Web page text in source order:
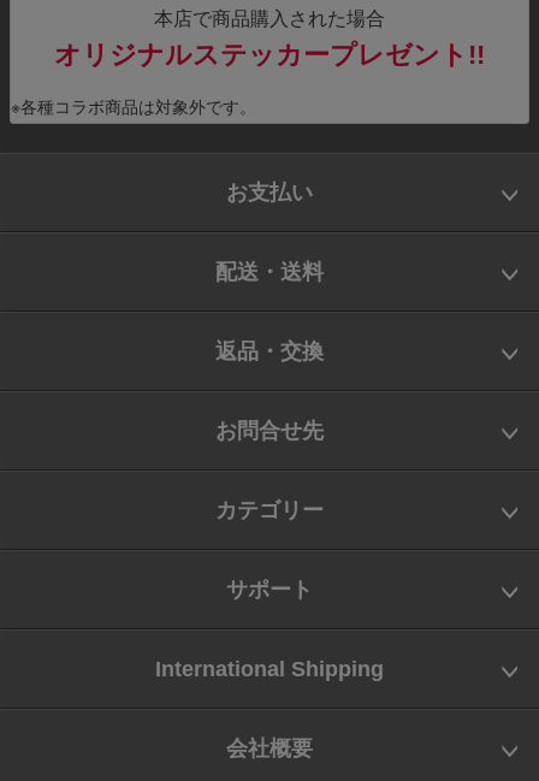
本店で商品購入された場合
オリジナルステッカープレゼント!!
※各種コラボ商品は対象外です。
お支払い
配送・送料
返品・交換
お問合せ先
カテゴリー
サポート
International Shipping
会社概要